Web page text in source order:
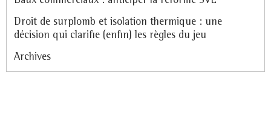
Droit de surplomb et isolation thermique : une
décision qui clarifie (enfin) les règles du jeu
Archives